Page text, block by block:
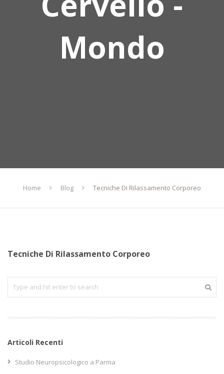
Mondo
Home Blog Tecniche Di Rilassamento Corporeo
Tecniche Di Rilassamento Corporeo
Articoli Recenti
Studio Neuropsicologico a Parma